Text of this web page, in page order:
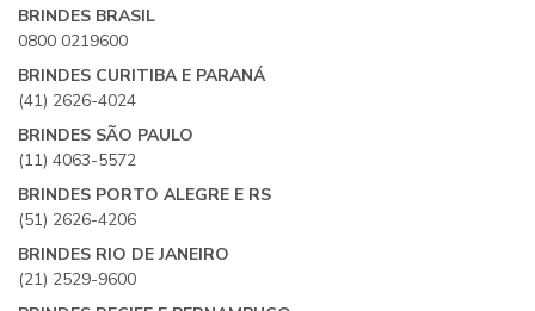
BRINDES BRASIL
0800 0219600
BRINDES CURITIBA E PARANÁ
(41) 2626-4024
BRINDES SÃO PAULO
(11) 4063-5572
BRINDES PORTO ALEGRE E RS
(51) 2626-4206
BRINDES RIO DE JANEIRO
(21) 2529-9600